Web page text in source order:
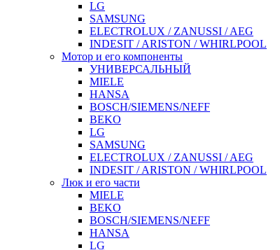
LG
SAMSUNG
ELECTROLUX / ZANUSSI / AEG
INDESIT / ARISTON / WHIRLPOOL
Мотор и его компоненты
УНИВЕРСАЛЬНЫЙ
MIELE
HANSA
BOSCH/SIEMENS/NEFF
BEKO
LG
SAMSUNG
ELECTROLUX / ZANUSSI / AEG
INDESIT / ARISTON / WHIRLPOOL
Люк и его части
MIELE
BEKO
BOSCH/SIEMENS/NEFF
HANSA
LG